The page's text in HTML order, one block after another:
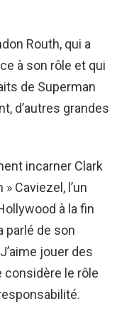
Routh, qui a
à son rôle et qui
de Superman
d’autres grandes
incarner Clark
Caviezel, l’un
à la fin
parlé de son
jouer des
considère le rôle